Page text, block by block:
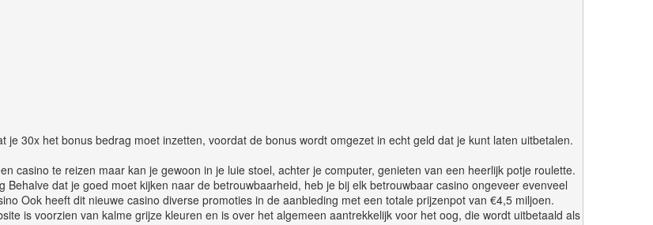
je 30x het bonus bedrag moet inzetten, voordat de bonus wordt omgezet in echt geld dat je kunt laten uitbetalen.
casino te reizen maar kan je gewoon in je luie stoel, achter je computer, genieten van een heerlijk potje roulette.
Behalve dat je goed moet kijken naar de betrouwbaarheid, heb je bij elk betrouwbaar casino ongeveer evenveel
Ook heeft dit nieuwe casino diverse promoties in de aanbieding met een totale prijzenpot van €4,5 miljoen.
is voorzien van kalme grijze kleuren en is over het algemeen aantrekkelijk voor het oog, die wordt uitbetaald als